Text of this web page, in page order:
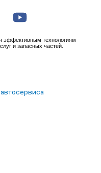
Y
o
u
t
e
эффективным технологиям
и запасных частей.